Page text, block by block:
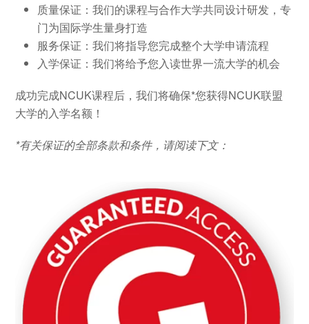
质量保证：我们的课程与合作大学共同设计研发，专
门为国际学生量身打造
服务保证：我们将指导您完成整个大学申请流程
入学保证：我们将给予您入读世界一流大学的机会
成功完成NCUK课程后，我们将确保*您获得NCUK联盟
大学的入学名额！
*有关保证的全部条款和条件，请阅读下文：